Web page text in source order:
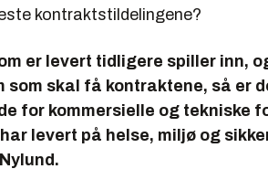
kontraktstildelingene?
er levert tidligere spiller inn,
som skal få kontraktene, så er
for kommersielle og tekniske
levert på helse, miljø og